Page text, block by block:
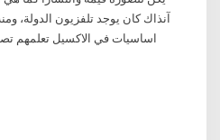
اساسيات في الاكسيل تعلمهم